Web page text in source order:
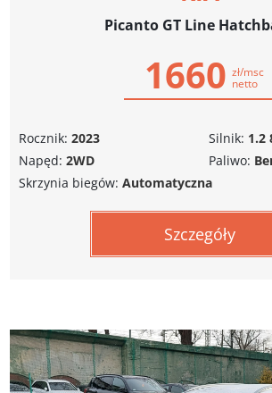
Picanto GT Line
1660 zł/msc
netto
Rocznik: 2023
Napęd: 2WD
Silnik: 1.2
Paliwo:
Skrzynia biegów: Automatyczna
Szczegóły